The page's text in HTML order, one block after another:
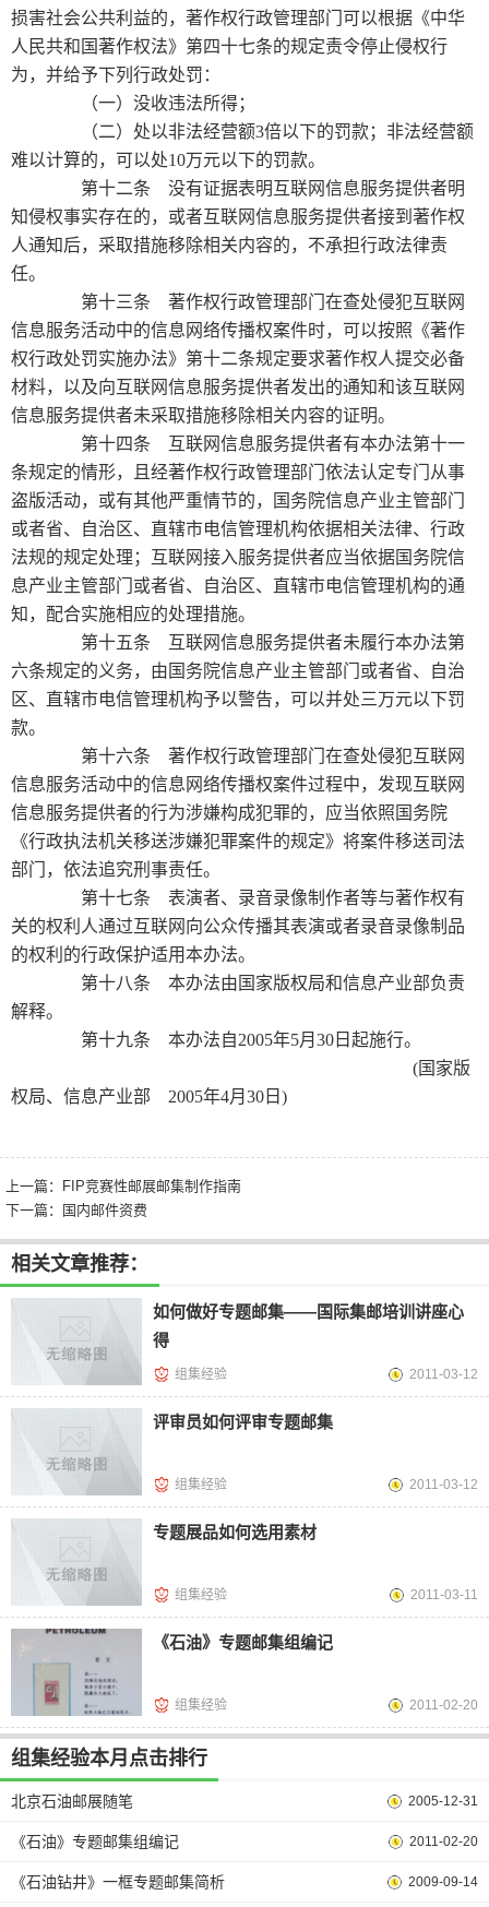
损害社会公共利益的，著作权行政管理部门可以根据《中华
人民共和国著作权法》第四十七条的规定责令停止侵权行
为，并给予下列行政处罚：
（一）没收违法所得；
（二）处以非法经营额3倍以下的罚款；非法经营额
难以计算的，可以处10万元以下的罚款。
第十二条 没有证据表明互联网信息服务提供者明
知侵权事实存在的，或者互联网信息服务提供者接到著作权
人通知后，采取措施移除相关内容的，不承担行政法律责
任。
第十三条 著作权行政管理部门在查处侵犯互联网
信息服务活动中的信息网络传播权案件时，可以按照《著作
权行政处罚实施办法》第十二条规定要求著作权人提交必备
材料，以及向互联网信息服务提供者发出的通知和该互联网
信息服务提供者未采取措施移除相关内容的证明。
第十四条 互联网信息服务提供者有本办法第十一
条规定的情形，且经著作权行政管理部门依法认定专门从事
盗版活动，或有其他严重情节的，国务院信息产业主管部门
或者省、自治区、直辖市电信管理机构依据相关法律、行政
法规的规定处理；互联网接入服务提供者应当依据国务院信
息产业主管部门或者省、自治区、直辖市电信管理机构的通
知，配合实施相应的处理措施。
第十五条 互联网信息服务提供者未履行本办法第
六条规定的义务，由国务院信息产业主管部门或者省、自治
区、直辖市电信管理机构予以警告，可以并处三万元以下罚
款。
第十六条 著作权行政管理部门在查处侵犯互联网
信息服务活动中的信息网络传播权案件过程中，发现互联网
信息服务提供者的行为涉嫌构成犯罪的，应当依照国务院
《行政执法机关移送涉嫌犯罪案件的规定》将案件移送司法
部门，依法追究刑事责任。
第十七条 表演者、录音录像制作者等与著作权有
关的权利人通过互联网向公众传播其表演或者录音录像制品
的权利的行政保护适用本办法。
第十八条 本办法由国家版权局和信息产业部负责
解释。
第十九条 本办法自2005年5月30日起施行。
(国家版
权局、信息产业部 2005年4月30日)
上一篇：
FIP竞赛性邮展邮集制作指南
下一篇：
国内邮件资费
相关文章推荐：
如何做好专题邮集——国际集邮培训讲座心
得
组集经验 2011-03-12
评审员如何评审专题邮集
组集经验 2011-03-12
专题展品如何选用素材
组集经验 2011-03-11
《石油》专题邮集组编记
组集经验 2011-02-20
组集经验本月点击排行
北京石油邮展随笔 2005-12-31
《石油》专题邮集组编记 2011-02-20
《石油钻井》一框专题邮集简析 2009-09-14